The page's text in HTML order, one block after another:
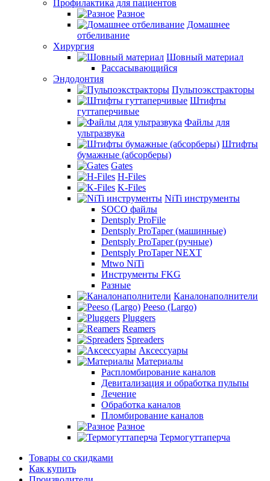
Профилактика для пациентов
Разное
Домашнее
отбеливание
Хирургия
Шовный материал
Рассасывающийся
Эндодонтия
Пульпоэкстракторы
Штифты
гуттаперчивые
Файлы для
ультразвука
Штифты
бумажные (абсорберы)
Gates
H-Files
K-Files
NiTi инструменты
SOCO файлы
Dentsply ProFile
Dentsply ProTaper (машинные)
Dentsply ProTaper (ручные)
Dentsply ProTaper NEXT
Mtwo NiTi
Инструменты FKG
Разные
Каналонаполнители
Peeso (Largo)
Pluggers
Reamers
Spreaders
Аксессуары
Материалы
Распломбирование каналов
Девитализация и обработка пульпы
Лечение
Обработка каналов
Пломбирование каналов
Разное
Термогуттаперча
Товары со скидками
Как купить